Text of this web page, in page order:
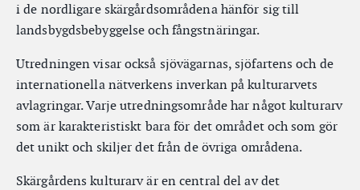
i de nordligare skärgårdsområdena hänför sig till
landsbygdsbebyggelse och fångstnäringar.
Utredningen visar också sjövägarnas, sjöfartens och de
internationella nätverkens inverkan på kulturarvets
avlagringar. Varje utredningsområde har något kulturarv
som är karakteristiskt bara för det området och som gör
det unikt och skiljer det från de övriga områdena.
Skärgårdens kulturarv är en central del av det